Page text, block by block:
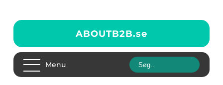
ABOUTB2B.se
Menu